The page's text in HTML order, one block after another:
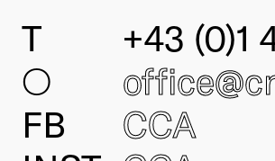
T
+43 (0)1
○
FB
CCA